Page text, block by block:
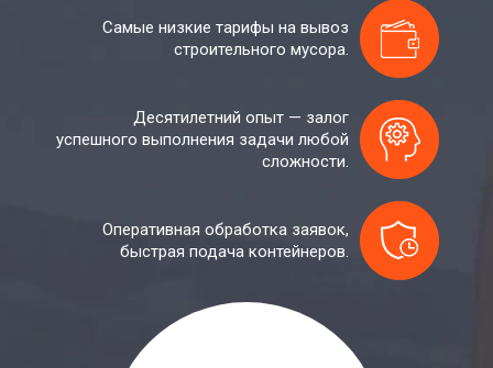
Самые низкие тарифы на вывоз
строительного мусора.
Десятилетний опыт — залог
успешного выполнения задачи любой
сложности.
Оперативная обработка заявок,
быстрая подача контейнеров.